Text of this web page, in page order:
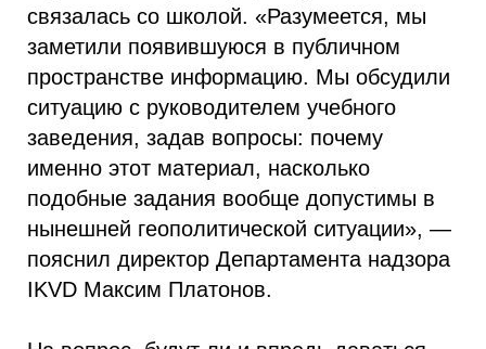
связалась со школой. «Разумеется, мы
заметили появившуюся в публичном
пространстве информацию. Мы обсудили
ситуацию с руководителем учебного
заведения, задав вопросы: почему
именно этот материал, насколько
подобные задания вообще допустимы в
нынешней геополитической ситуации», —
пояснил директор Департамента надзора
IKVD Максим Платонов.